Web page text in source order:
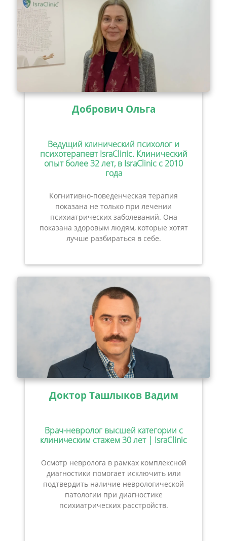
Добрович Ольга
Ведущий клинический психолог и
психотерапевт IsraClinic. Клинический
опыт более 32 лет, в IsraClinic с 2010
года
Когнитивно-поведенческая терапия
показана не только при лечении
психиатрических заболеваний. Она
показана здоровым людям, которые хотят
лучше разбираться в себе.
Доктор Ташлыков Вадим
Врач-невролог высшей категории с
клиническим стажем 30 лет | IsraClinic
Осмотр невролога в рамках комплексной
диагностики помогает исключить или
подтвердить наличие неврологической
патологии при диагностике
психиатрических расстройств.